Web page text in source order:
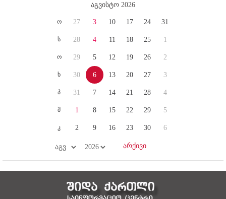
აგვისტო 2026
ო
ს
ო
ხ
პ
შ
კ
27
28
29
30
31
1
2
3
4
5
6
7
8
9
10
11
12
13
14
15
16
17
18
19
20
21
22
23
24
25
26
27
28
29
30
31
1
2
3
4
5
6